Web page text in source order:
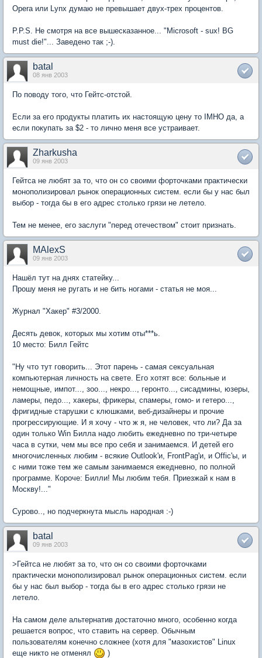
Opera или Lynx думаю не превышает двух-трех процентов.
P.P.S. Не смотря на все вышесказанное... "Microsoft - sux! BG
must die!"... Заведено так ;-).
batal
08 янв 2003
По поводу того, что Гейтс-отстой.
Если за его продукты платить их настоящую цену то IMHO да, а
если покупать за $2 - то лично меня все устраивает.
Zharkusha
09 янв 2003
Гейтса не любят за то, что он со своими форточками практически
монополизировал рынок операционных систем. если бы у нас был
выбор - тогда бы в его адрес столько грязи не летело.
Тем не менее, его заслуги "перед отечеством" стоит признать.
MAlexS
09 янв 2003
Нашёл тут на днях статейку...
Прошу меня не ругать и не бить ногами - статья не моя...
Журнал "Хакер" #3/2000.
Десять девок, которых мы хотим оты***ь.
10 место: Билл Гейтс
"Ну что тут говорить... Этот парень - самая сексуальная
компьютерная личность на свете. Его хотят все: больные и
немощные, импот..., зоо..., некро..., геронто..., сисадмины, юзеры,
ламеры, педо..., хакеры, фрикеры, спамеры, гомо- и гетеро...,
фригидные старушки с клюшками, веб-дизайнеры и прочие
прогрессирующие. И я хочу - что ж я, не человек, что ли? Да за
один только Win Билла надо любить ежедневно по три-четыре
часа в сутки, чем мы все про себя и занимаемся. И детей его
многочисленных любим - всякие Outlook'и, FrontPag'и, и Offic'ы, и
с ними тоже тем же самым занимаемся ежедневно, по полной
программе. Короче: Билли! Мы любим тебя. Приезжай к нам в
Москву!..."
Сурово.., но подчеркнута мысль народная :-)
batal
09 янв 2003
>Гейтса не любят за то, что он со своими форточками
практически монополизировал рынок операционных систем. если
бы у нас был выбор - тогда бы в его адрес столько грязи не
летело.
На самом деле альтернатив достаточно много, особенно когда
решается вопрос, что ставить на сервер. Обычным
пользователям конечно сложнее (хотя для "мазохистов" Linux
еще никто не отменял
)